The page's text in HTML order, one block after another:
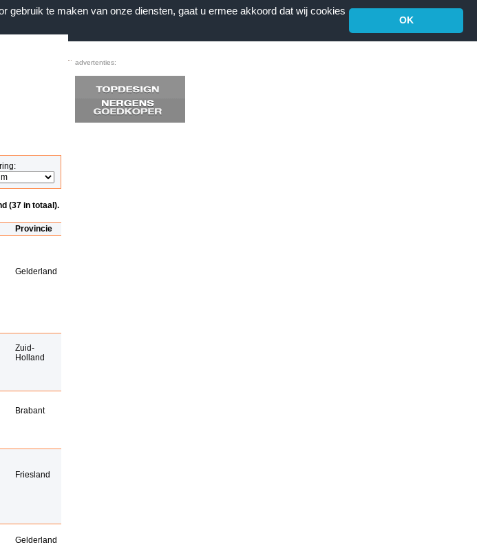
gebruik te maken van onze diensten, gaat u ermee akkoord dat wij cookies
OK
advertenties:
(37 in totaal).
Provincie
Gelderland
Zuid-
Holland
Brabant
Friesland
Gelderland